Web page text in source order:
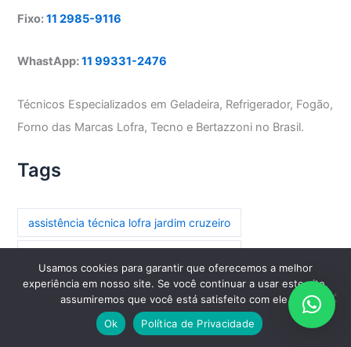
Fixo:11 2985-9116
WhastApp:11 99331-2476
Técnicos Especializados em Geladeira, Refrigerador, Fogão,
Forno das Marcas Lofra, Tecno e Bertazzoni no Brasil.
Tags
assistência técnica lofra jardim cruzeiro
assistência técnica lofra paraíso
assistência técnica lofra paraíso do morumbi
Usamos cookies para garantir que oferecemos a melhor
experiência em nosso site. Se você continuar a usar este site,
assumiremos que você está satisfeito com ele.
Ok
Política de Privacidade